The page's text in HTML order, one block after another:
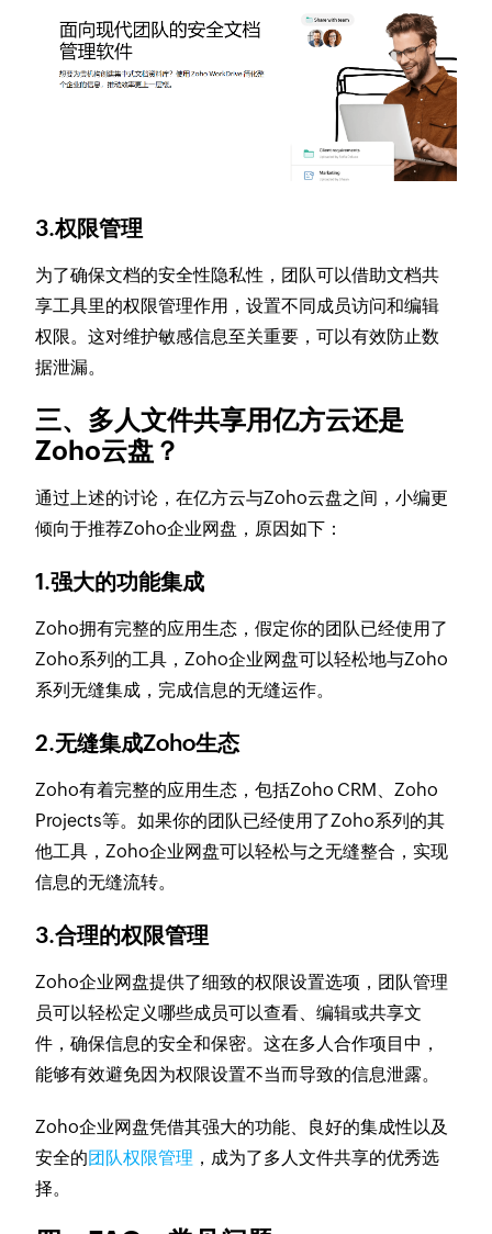
3.权限管理
为了确保文档的安全性隐私性，团队可以借助文档共
享工具里的权限管理作用，设置不同成员访问和编辑
权限。这对维护敏感信息至关重要，可以有效防止数
据泄漏。
三、多人文件共享用亿方云还是
Zoho云盘？
通过上述的讨论，在亿方云与Zoho云盘之间，小编更
倾向于推荐Zoho企业网盘，原因如下：
1.强大的功能集成
Zoho拥有完整的应用生态，假定你的团队已经使用了
Zoho系列的工具，Zoho企业网盘可以轻松地与Zoho
系列无缝集成，完成信息的无缝运作。
2.无缝集成Zoho生态
Zoho有着完整的应用生态，包括Zoho CRM、Zoho
Projects等。如果你的团队已经使用了Zoho系列的其
他工具，Zoho企业网盘可以轻松与之无缝整合，实现
信息的无缝流转。
3.合理的权限管理
Zoho企业网盘提供了细致的权限设置选项，团队管理
员可以轻松定义哪些成员可以查看、编辑或共享文
件，确保信息的安全和保密。这在多人合作项目中，
能够有效避免因为权限设置不当而导致的信息泄露。
Zoho企业网盘凭借其强大的功能、良好的集成性以及
安全的团队权限管理 ，成为了多人文件共享的优秀选
择。